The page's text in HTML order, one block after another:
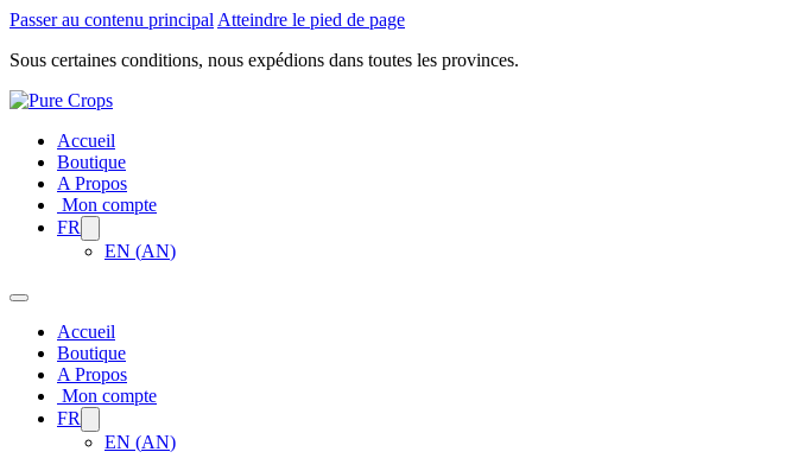
Passer au contenu principal Atteindre le pied de page
Sous certaines conditions, nous expédions dans toutes les provinces.
Accueil
Boutique
A Propos
Mon compte
FR
EN (AN)
Accueil
Boutique
A Propos
Mon compte
FR
EN (AN)